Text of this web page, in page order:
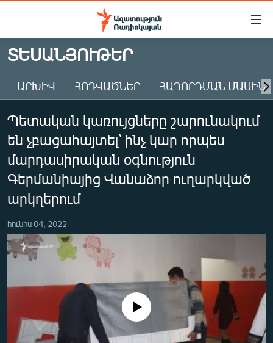
Մատչելիության
Անցնել
հիմնական
Անցնել
հիմնական
մենյուին
Որոնում
ԱԶԱՏՈՒԹՅՈՒՆ TV
ՀԱՅԱՍՏԱՆ
ԸՆՏՐՈՒԹՅՈՒՆՆԵՐ 2026
ԻՐԱՎՈՒՆՔ
ՀԱՍԱՐԱԿՈՒԹՅՈՒՆ
ՏՆՏԵՍՈՒԹՅՈՒՆ
ՊԱՏԵՐԱԶՄԻ 6 ՇԱԲԱԹՆԵՐԸ
ՏԱՐԱԾԱՇՐՋԱՆ
ՄԻՋԱԶԳԱՅԻՆ
ՄՇԱԿՈՒՅԹ
ՍՊՈՐՏ
ՏԵՍԱՆՅՈՒԹԵՐ
ԱՐԽԻՎ ՀՈԴՎԱԾՆԵՐ ՀԱՂՈՐԴՄԱՆ ՄԱՍԻՆ
Պետական կառույցները շարունակում
են չբացահայտել՝ ինչ կար որպես
մարդասիրական օգնություն
Գերմանիայից Վանաձոր ուղարկված
արկղերում
հունիս 04, 2022
No media source currently available